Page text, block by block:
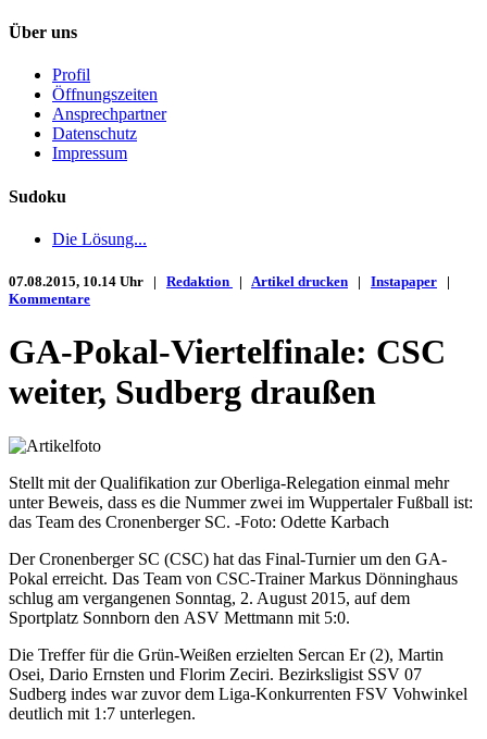
Über uns
Profil
Öffnungszeiten
Ansprechpartner
Datenschutz
Impressum
Sudoku
Die Lösung...
07.08.2015, 10.14 Uhr | Redaktion | Artikel drucken | Instapaper |
Kommentare
GA-Pokal-Viertelfinale: CSC
weiter, Sudberg draußen
Stellt mit der Qualifikation zur Oberliga-Relegation einmal mehr
unter Beweis, dass es die Nummer zwei im Wuppertaler Fußball ist:
das Team des Cronenberger SC. -Foto: Odette Karbach
Der Cronenberger SC (CSC) hat das Final-Turnier um den GA-
Pokal erreicht. Das Team von CSC-Trainer Markus Dönninghaus
schlug am vergangenen Sonntag, 2. August 2015, auf dem
Sportplatz Sonnborn den ASV Mettmann mit 5:0.
Die Treffer für die Grün-Weißen erzielten Sercan Er (2), Martin
Osei, Dario Ernsten und Florim Zeciri. Bezirksligist SSV 07
Sudberg indes war zuvor dem Liga-Konkurrenten FSV Vohwinkel
deutlich mit 1:7 unterlegen.